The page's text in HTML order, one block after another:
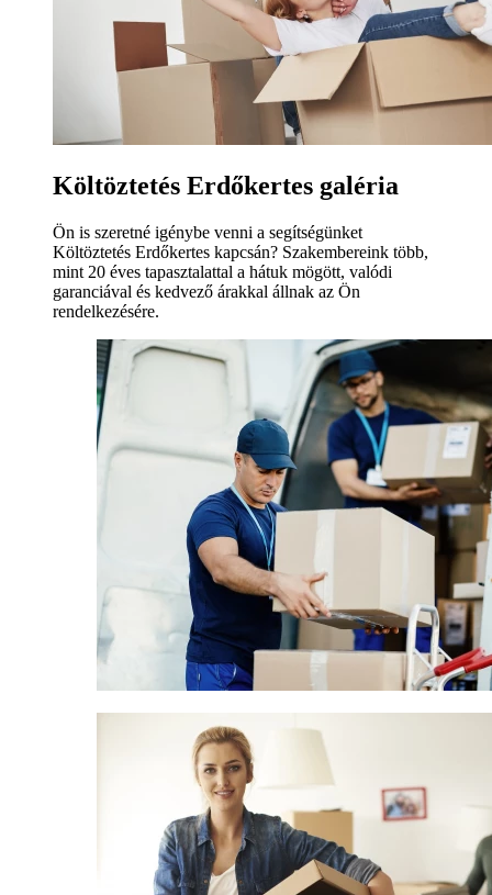
Költöztetés Erdőkertes galéria
Ön is szeretné igénybe venni a segítségünket
Költöztetés Erdőkertes kapcsán? Szakembereink több,
mint 20 éves tapasztalattal a hátuk mögött, valódi
garanciával és kedvező árakkal állnak az Ön
rendelkezésére.